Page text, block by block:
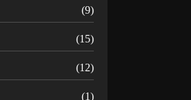
(9)
(15)
(12)
(1)